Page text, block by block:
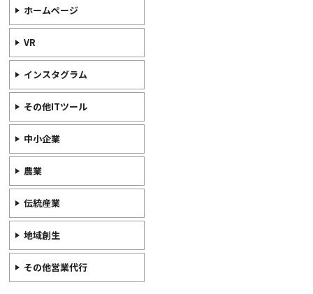
ホームページ
VR
インスタグラム
その他ITツール
中小企業
農業
伝統産業
地域創生
その他営業代行